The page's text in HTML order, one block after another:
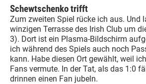
Schewtschenko trifft
Zum zweiten Spiel rücke ich aus. Und
winzigen Terrasse des Irish Club um
3). Dort ist ein Plasma-Bildschirm
ich während des Spiels auch noch
kann. Habe diesen Ort gewählt, weil
Fans vermute. In der Tat, als das 1:0
drinnen einen Fan jubeln.